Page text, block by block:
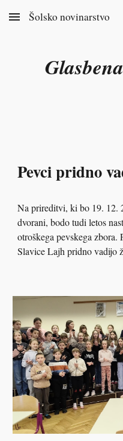
Skip to main content
Šolsko novinarstvo
Pevci pridno
Na prireditvi, ki bo 19. 12.
dvorani, bodo tudi letos
otroškega pevskega
Slavice Lajh pridno vadijo